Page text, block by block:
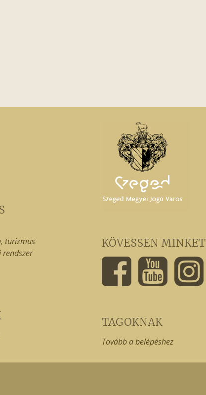
turizmus
rendszer
KÖVESSEN MINKET
TAGOKNAK
Tovább a belépéshez